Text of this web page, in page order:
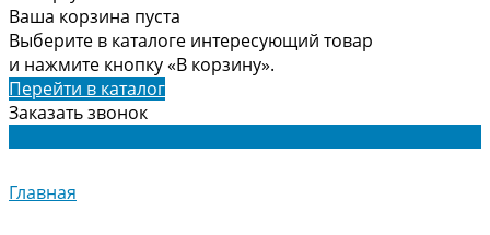
Ваша корзина пуста
Выберите в каталоге интересующий товар
и нажмите кнопку «В корзину».
Перейти в каталог
Заказать звонок
Главная